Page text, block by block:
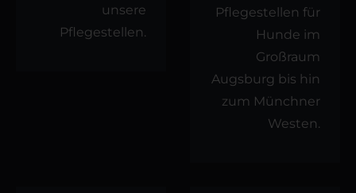
unsere
Pflegestellen.
Pflegestellen für
Hunde im
Großraum
Augsburg bis hin
zum Münchner
Westen.